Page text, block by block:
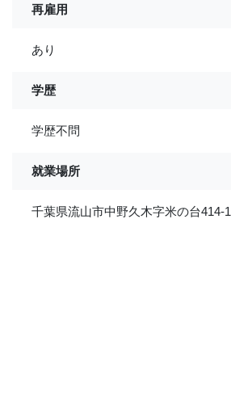
再雇用
あり
学歴
学歴不問
就業場所
千葉県流山市中野久木字米の台414-1